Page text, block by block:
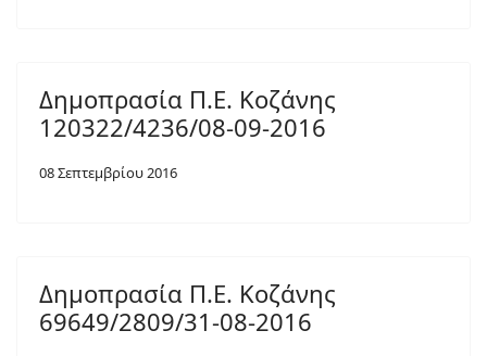
Δημοπρασία Π.Ε. Κοζάνης
120322/4236/08-09-2016
08 Σεπτεμβρίου 2016
Δημοπρασία Π.Ε. Κοζάνης
69649/2809/31-08-2016